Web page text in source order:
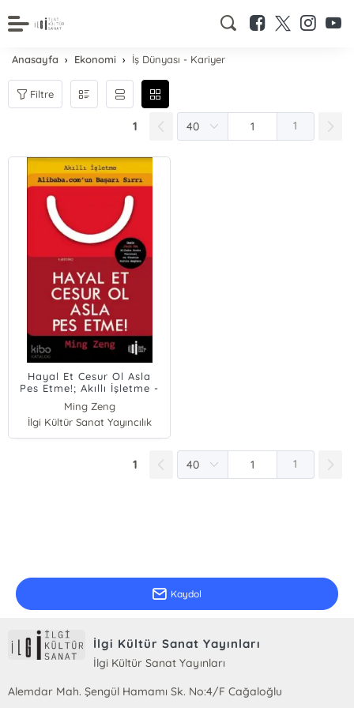
Anasayfa Ekonomi İş Dünyası - Kariyer
Filtre
1 1
Hayal Et Cesur Ol Asla
Pes Etme!; Akıllı İşletme -
Sırrı
Ming Zeng
İlgi Kültür Sanat Yayıncılık
1 1
Kaydol
İlgi Kültür Sanat Yayınları
İlgi Kültür Sanat Yayınları
Alemdar Mah. Şengül Hamamı Sk. No:4/F Cağaloğlu